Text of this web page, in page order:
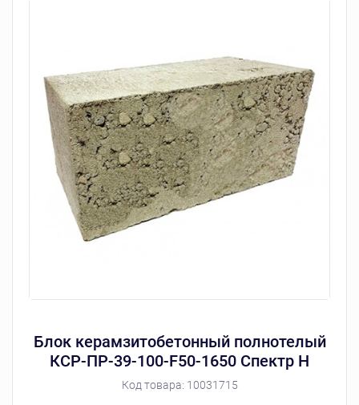
Блок керамзитобетонный полнотелый
КСР-ПР-39-100-F50-1650 Спектр Н
Код товара: 10031715